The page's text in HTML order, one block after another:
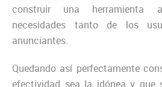
construir una herramienta
necesidades tanto de los
anunciantes.
Quedando así perfectamente
efectividad sea la idónea y que